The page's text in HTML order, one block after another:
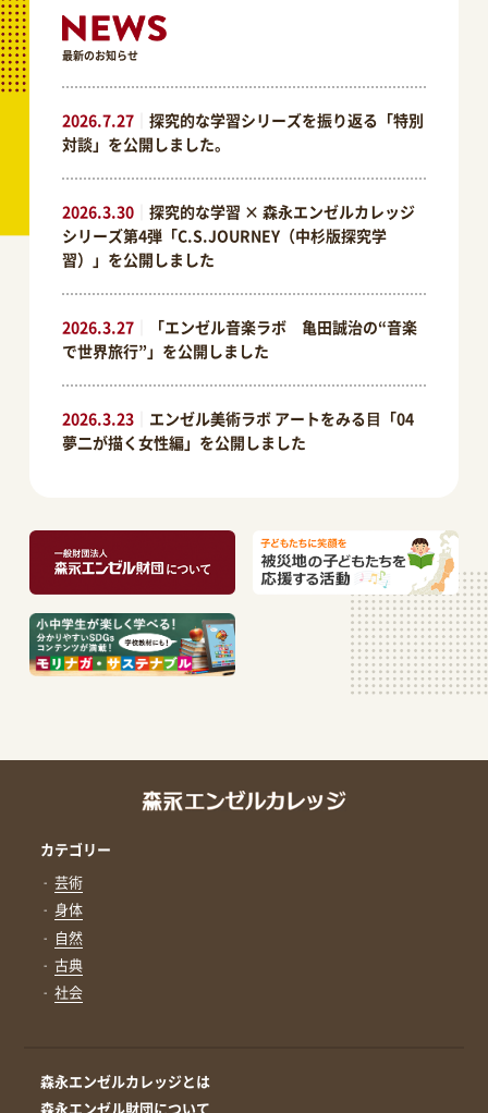
最新のお知らせ
2026.7.27｜ 探究的な学習シリーズを振り返る「特別
対談」を公開しました。
2026.3.30｜ 探究的な学習 × 森永エンゼルカレッジ
シリーズ第4弾「C.S.JOURNEY（中杉版探究学
習）」を公開しました
2026.3.27｜
「エンゼル音楽ラボ 亀田誠治の“音楽
で世界旅行”」を公開しました
2026.3.23｜ エンゼル美術ラボ アートをみる⽬「04
夢二が描く女性編」を公開しました
カテゴリー
芸術
身体
自然
古典
社会
森永エンゼルカレッジとは
森永エンゼル財団について